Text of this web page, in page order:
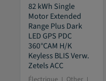
82 kWh Single
Motor Extended
Range Plus Dark
LED GPS PDC
360°CAM H/K
Keyless BLIS Verw.
Zetels ACC